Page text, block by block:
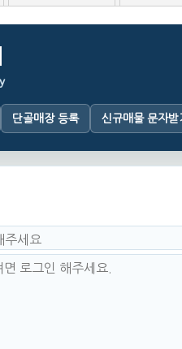
단골매장 등록 신규매물 문자받